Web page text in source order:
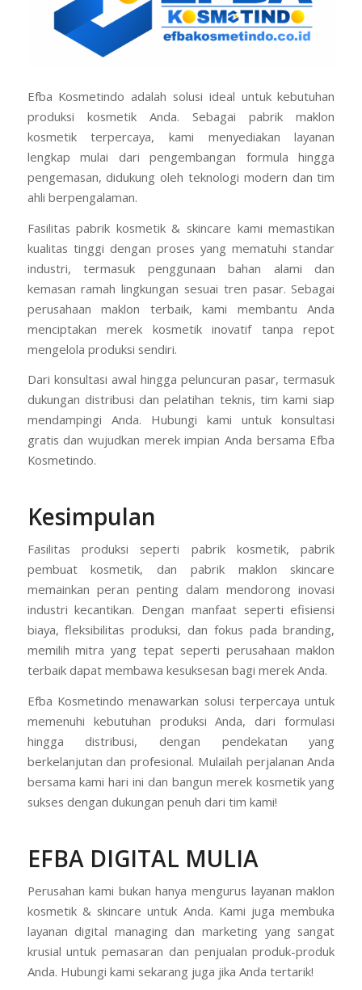
Efba Kosmetindo adalah solusi ideal untuk kebutuhan
produksi kosmetik Anda. Sebagai pabrik maklon
kosmetik terpercaya, kami menyediakan layanan
lengkap mulai dari pengembangan formula hingga
pengemasan, didukung oleh teknologi modern dan tim
ahli berpengalaman.
Fasilitas pabrik kosmetik & skincare kami memastikan
kualitas tinggi dengan proses yang mematuhi standar
industri, termasuk penggunaan bahan alami dan
kemasan ramah lingkungan sesuai tren pasar. Sebagai
perusahaan maklon terbaik, kami membantu Anda
menciptakan merek kosmetik inovatif tanpa repot
mengelola produksi sendiri.
Dari konsultasi awal hingga peluncuran pasar, termasuk
dukungan distribusi dan pelatihan teknis, tim kami siap
mendampingi Anda. Hubungi kami untuk konsultasi
gratis dan wujudkan merek impian Anda bersama Efba
Kosmetindo.
Kesimpulan
Fasilitas produksi seperti pabrik kosmetik, pabrik
pembuat kosmetik, dan pabrik maklon skincare
memainkan peran penting dalam mendorong inovasi
industri kecantikan. Dengan manfaat seperti efisiensi
biaya, fleksibilitas produksi, dan fokus pada branding,
memilih mitra yang tepat seperti perusahaan maklon
terbaik dapat membawa kesuksesan bagi merek Anda.
Efba Kosmetindo menawarkan solusi terpercaya untuk
memenuhi kebutuhan produksi Anda, dari formulasi
hingga distribusi, dengan pendekatan yang
berkelanjutan dan profesional. Mulailah perjalanan Anda
bersama kami hari ini dan bangun merek kosmetik yang
sukses dengan dukungan penuh dari tim kami!
EFBA DIGITAL MULIA
Perusahan kami bukan hanya mengurus layanan maklon
kosmetik & skincare untuk Anda. Kami juga membuka
layanan digital managing dan marketing yang sangat
krusial untuk pemasaran dan penjualan produk-produk
Anda. Hubungi kami sekarang juga jika Anda tertarik!